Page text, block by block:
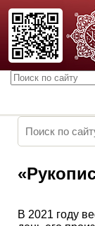
В 2021 году